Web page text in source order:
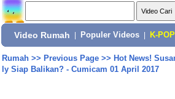
Video Rumah Populer Videos K-POP
Rumah>> Previous Page>> Hot News!
ly Siap Balikan? - Cumicam 01 April 2017